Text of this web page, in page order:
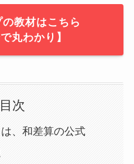
教材はこちら
丸わかり】
目次
、和差算の公式